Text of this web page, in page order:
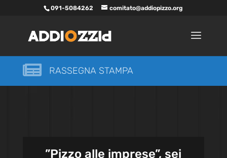
091-5084262 comitato@addiopizzo.org
 RASSEGNA STAMPA
”Pizzo alle imprese”, sei